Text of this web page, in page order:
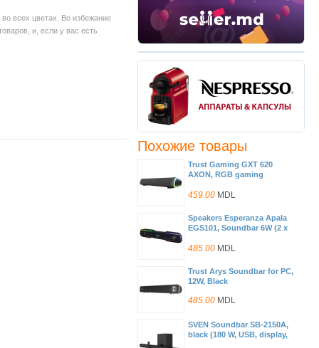
Похожие товары
Trust Gaming GXT 620
AXON, RGB gaming
wave lighting and easy-to-
USB power/3.5mm jack
140cm, Black
459.00 MDL
Speakers Esperanza Apala
EGS101, Soundbar 6W (2 x
Volume control, built in
They require: USB and mini-
jack 3.5mm headphone
output, Cable length: 1.2m,
Weight: 780g
485.00 MDL
Trust Arys Soundbar for PC,
12W, Black
485.00 MDL
SVEN Soundbar SB-2150A,
black (180 W, USB, display,
всех цветах. Во избежание
и, если у вас есть